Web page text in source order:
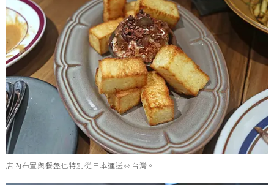
店內布置與餐盤也特別從日本運送來台灣。